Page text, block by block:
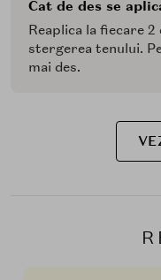
Cat de des se
Reaplica la fiecare
stergerea tenului.
mai des.